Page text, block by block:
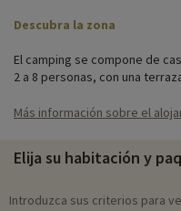
Descubra la zona
El camping se compone de
2 a 8 personas, con una
tranquilo pueblo está rodeado
Para obtener información
in situ (fechas de apertura,
Más información sobre el
Elija su habitación y
Introduzca sus criterios para